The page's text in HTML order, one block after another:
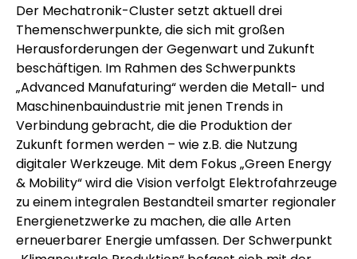
Der Mechatronik-Cluster setzt aktuell drei
Themenschwerpunkte, die sich mit großen
Herausforderungen der Gegenwart und Zukunft
beschäftigen. Im Rahmen des Schwerpunkts
„Advanced Manufaturing“ werden die Metall- und
Maschinenbauindustrie mit jenen Trends in
Verbindung gebracht, die die Produktion der
Zukunft formen werden – wie z.B. die Nutzung
digitaler Werkzeuge. Mit dem Fokus „Green Energy
& Mobility“ wird die Vision verfolgt Elektrofahrzeuge
zu einem integralen Bestandteil smarter regionaler
Energienetzwerke zu machen, die alle Arten
erneuerbarer Energie umfassen. Der Schwerpunkt